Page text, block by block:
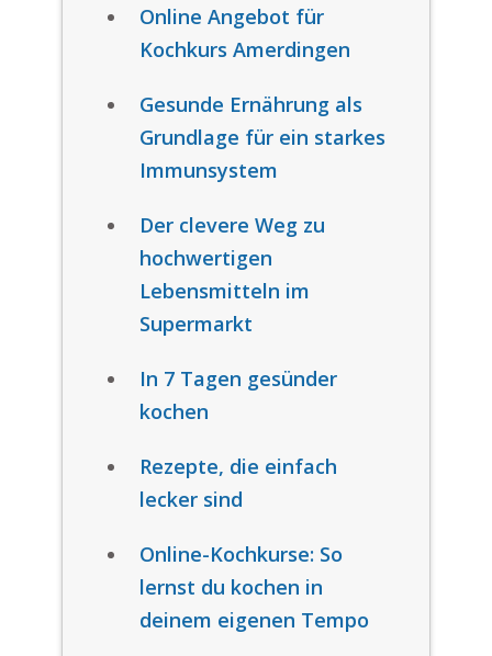
Online Angebot für
Kochkurs Amerdingen
Gesunde Ernährung als
Grundlage für ein starkes
Immunsystem
Der clevere Weg zu
hochwertigen
Lebensmitteln im
Supermarkt
In 7 Tagen gesünder
kochen
Rezepte, die einfach
lecker sind
Online-Kochkurse: So
lernst du kochen in
deinem eigenen Tempo